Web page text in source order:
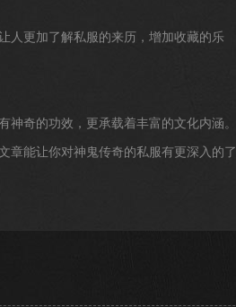
人更加了解私服的来历，增加收藏的乐
奇的功效，更承载着丰富的文化内涵。
章能让你对神鬼传奇的私服有更深入的了